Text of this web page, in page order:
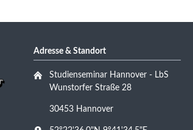
Adresse & Standort
Studienseminar Hannover - LbS
Wunstorfer Straße 28
30453 Hannover